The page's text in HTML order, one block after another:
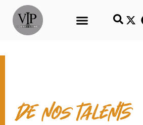
CONTACT & TEMPS
de nos talents